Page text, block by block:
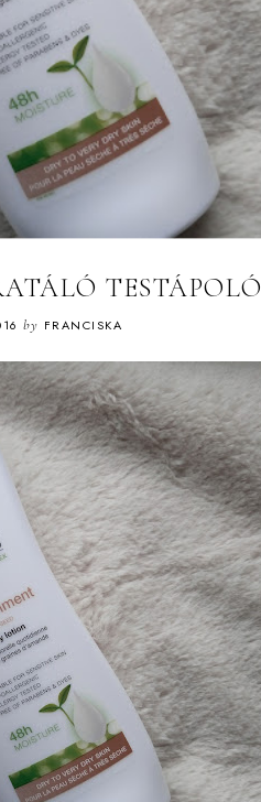
TESTÁPOLÓ
by FRANCISKA